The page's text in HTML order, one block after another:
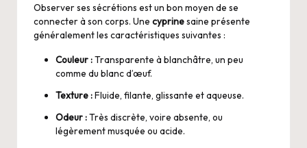
Observer ses sécrétions est un bon moyen de se
connecter à son corps. Une cyprinesaine présente
généralement les caractéristiques suivantes :
Couleur :Transparente à blanchâtre, un peu
comme du blanc d’œuf.
Texture :Fluide, filante, glissante et aqueuse.
Odeur :Très discrète, voire absente, ou
légèrement musquée ou acide.